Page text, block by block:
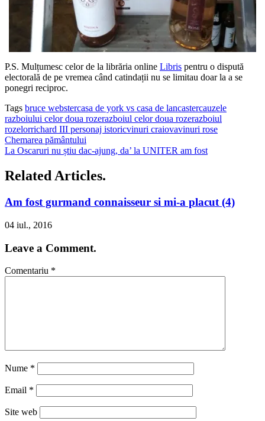
P.S. Mulțumesc celor de la librăria online Libris pentru o dispută
electorală de pe vremea când catindații nu se limitau doar la a se
ponegri reciproc.
Tags bruce webstercasa de york vs casa de lancastercauzele
razboiului celor doua rozerazboiul celor doua rozerazboiul
rozelorrichard III personaj istoricvinuri craiovavinuri rose
Chemarea pământului
La Oscaruri nu știu dac-ajung, da’ la UNITER am fost
Related Articles.
Am fost gurmand connaisseur si mi-a placut (4)
04 iul., 2016
Leave a Comment.
Comentariu *
Nume *
Email *
Site web